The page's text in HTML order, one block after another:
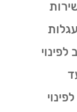
בנפח 4 קוב לפינוי